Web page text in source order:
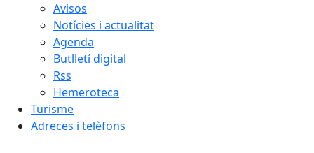
Avisos
Notícies i actualitat
Agenda
Butlletí digital
Rss
Hemeroteca
Turisme
Adreces i telèfons